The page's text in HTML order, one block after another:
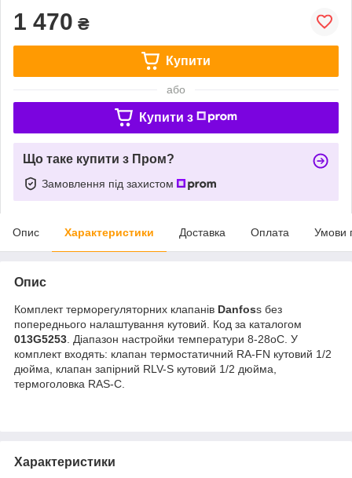
1 470 ₴
Купити
або
Купити з
Що таке купити з Пром?
Замовлення під захистом
Опис Характеристики Доставка Оплата Умови
Опис
Комплект терморегуляторних клапанів Danfoss без
попереднього налаштування кутовий. Код за каталогом
013G5253 . Діапазон настройки температури 8-28oC. У
комплект входять: клапан термостатичний RA-FN кутовий 1/2
дюйма, клапан запірний RLV-S кутовий 1/2 дюйма,
термоголовка RAS-C.
Характеристики